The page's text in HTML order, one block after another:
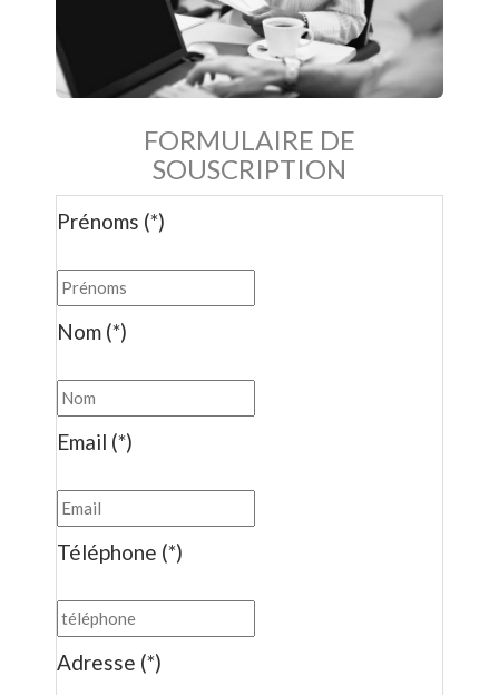
FORMULAIRE DE
SOUSCRIPTION
Prénoms (*)
Nom (*)
Email (*)
Téléphone (*)
Adresse (*)